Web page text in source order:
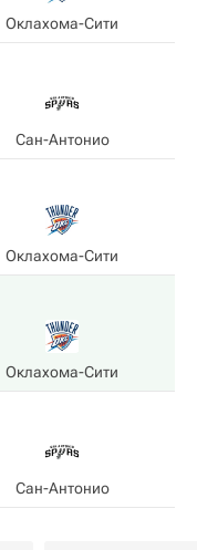
Оклахома-Сити
Сан-Антонио
Оклахома-Сити
Оклахома-Сити
Сан-Антонио